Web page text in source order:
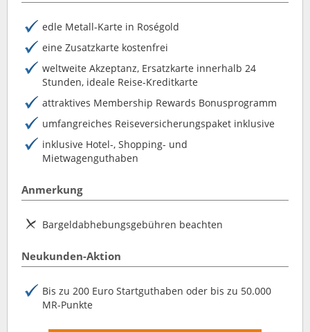
edle Metall-Karte in Roségold
eine Zusatzkarte kostenfrei
weltweite Akzeptanz, Ersatzkarte innerhalb 24
Stunden, ideale Reise-Kreditkarte
attraktives Membership Rewards Bonusprogramm
umfangreiches Reiseversicherungspaket inklusive
inklusive Hotel-, Shopping- und
Mietwagenguthaben
Anmerkung
Bargeldabhebungsgebühren beachten
Neukunden-Aktion
Bis zu 200 Euro Startguthaben oder bis zu 50.000
MR-Punkte